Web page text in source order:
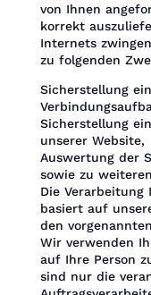
von Ihnen
korrekt
Internets
zu folgenden
Sicherstellung
Sicherstellung
unserer Website,
Auswertung der
sowie zu
Die Verarbeitung
basiert auf
den
Wir verwenden
auf Ihre Person
sind nur die